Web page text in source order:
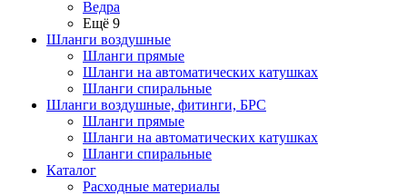
Ведра
Ещё 9
Шланги воздушные
Шланги прямые
Шланги на автоматических катушках
Шланги спиральные
Шланги воздушные, фитинги, БРС
Шланги прямые
Шланги на автоматических катушках
Шланги спиральные
Каталог
Расходные материалы